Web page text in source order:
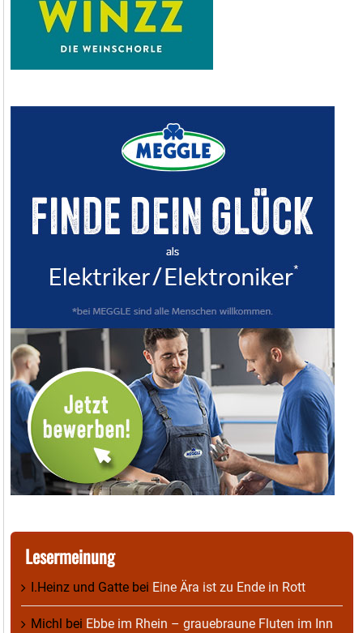
Lesermeinung
I.Heinz und Gatte bei Eine Ära ist zu Ende in Rott
Michl bei Ebbe im Rhein – grauebraune Fluten im Inn